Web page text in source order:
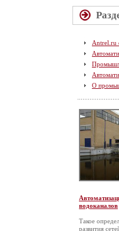
Antrel.ru
О
водоканалов
Такое
развития